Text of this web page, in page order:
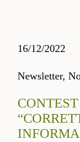
16/12/2022
Newsletter,